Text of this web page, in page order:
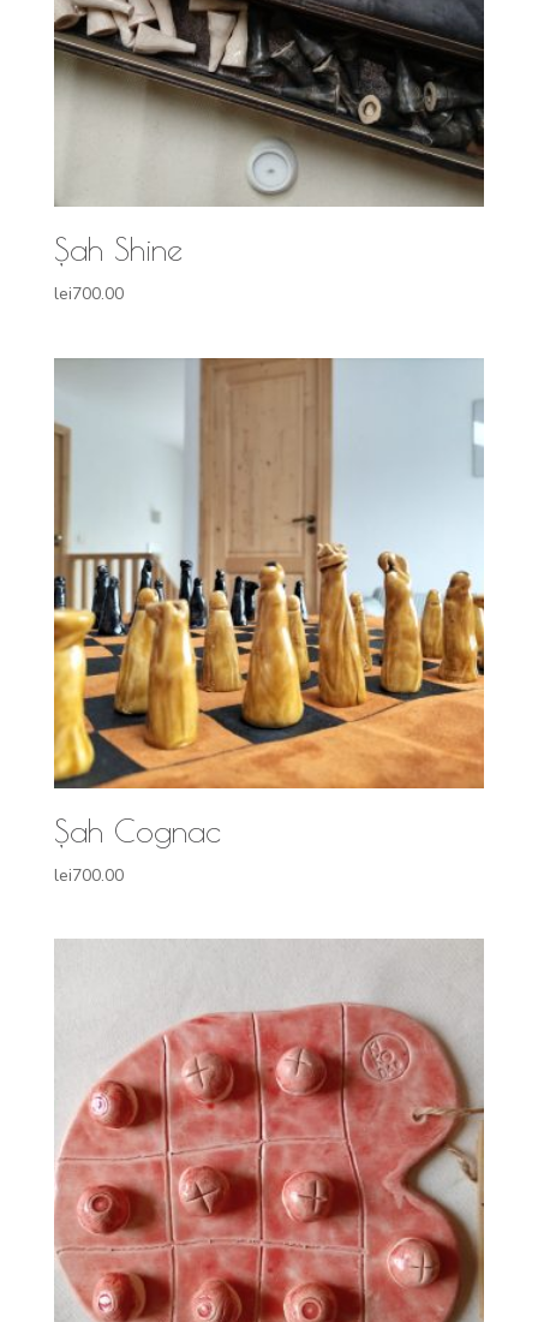
Șah Shine
lei700.00
Șah Cognac
lei700.00